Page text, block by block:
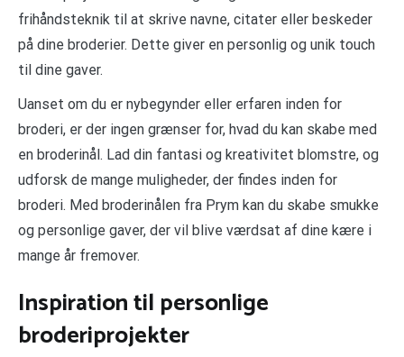
frihåndsteknik til at skrive navne, citater eller beskeder
på dine broderier. Dette giver en personlig og unik touch
til dine gaver.
Uanset om du er nybegynder eller erfaren inden for
broderi, er der ingen grænser for, hvad du kan skabe med
en broderinål. Lad din fantasi og kreativitet blomstre, og
udforsk de mange muligheder, der findes inden for
broderi. Med broderinålen fra Prym kan du skabe smukke
og personlige gaver, der vil blive værdsat af dine kære i
mange år fremover.
Inspiration til personlige
broderiprojekter